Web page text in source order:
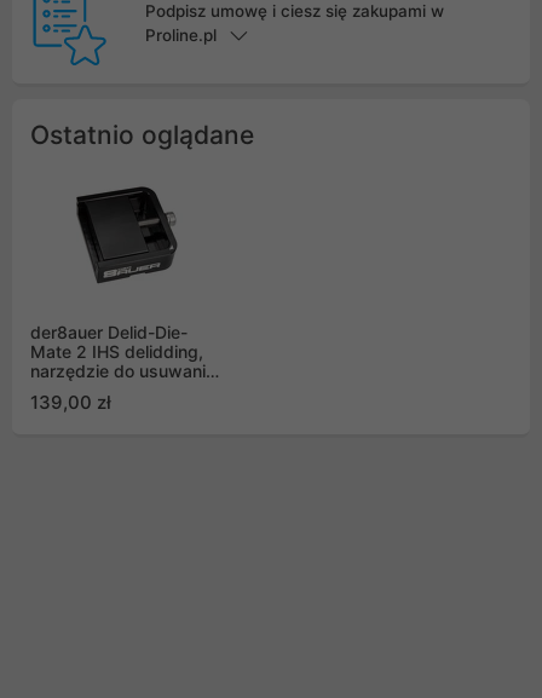
Podpisz umowę i ciesz się zakupami w
Proline.pl
Ostatnio oglądane
der8auer Delid-Die-
Mate 2 IHS delidding,
narzędzie do usuwania
139,00 zł